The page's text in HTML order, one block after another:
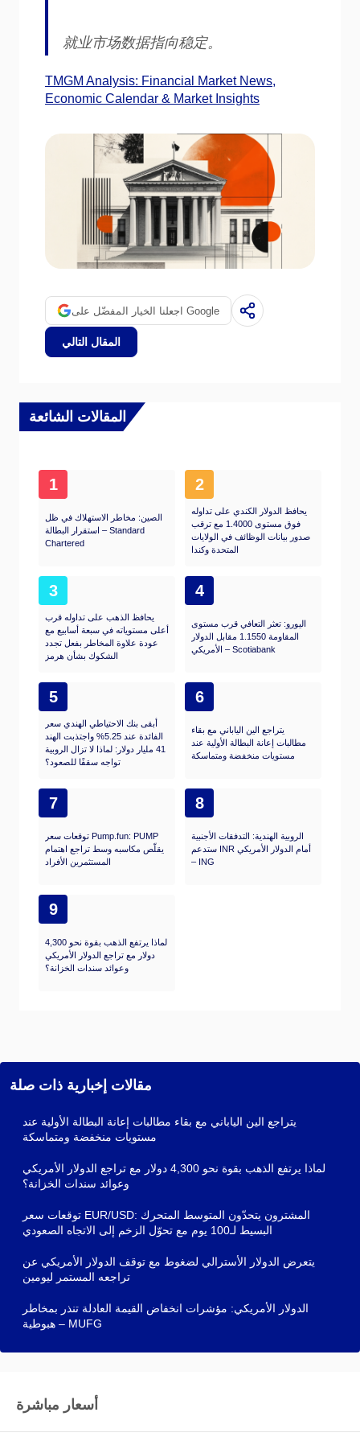
就业市场数据指向稳定。
TMGM Analysis: Financial Market News,
Economic Calendar & Market Insights
اجعلنا الخيار المفضّل على Google
المقال التالي
المقالات الشائعة
1
الصين: مخاطر الاستهلاك في ظل
استقرار البطالة – Standard
Chartered
2
يحافظ الدولار الكندي على تداوله
فوق مستوى 1.4000 مع ترقب
صدور بيانات الوظائف في الولايات
المتحدة وكندا
3
يحافظ الذهب على تداوله قرب
أعلى مستوياته في سبعة أسابيع مع
عودة علاوة المخاطر بفعل تجدد
الشكوك بشأن هرمز
4
اليورو: تعثر التعافي قرب مستوى
المقاومة 1.1550 مقابل الدولار
الأمريكي – Scotiabank
5
أبقى بنك الاحتياطي الهندي سعر
الفائدة عند 5.25% واجتذبت الهند
41 مليار دولار: لماذا لا تزال الروبية
تواجه سقفًا للصعود؟
6
يتراجع الين الياباني مع بقاء
مطالبات إعانة البطالة الأولية عند
مستويات منخفضة ومتماسكة
7
توقعات سعر Pump.fun: ‏PUMP
يقلّص مكاسبه وسط تراجع اهتمام
المستثمرين الأفراد
8
الروبية الهندية: التدفقات الأجنبية
ستدعم INR أمام الدولار الأمريكي
– ING
9
لماذا يرتفع الذهب بقوة نحو 4,300
دولار مع تراجع الدولار الأمريكي
وعوائد سندات الخزانة؟
مقالات إخبارية ذات صلة
يتراجع الين الياباني مع بقاء مطالبات إعانة البطالة الأولية عند
مستويات منخفضة ومتماسكة
لماذا يرتفع الذهب بقوة نحو 4,300 دولار مع تراجع الدولار الأمريكي
وعوائد سندات الخزانة؟
توقعات سعر EUR/USD: المشترون يتحدّون المتوسط المتحرك
البسيط لـ100 يوم مع تحوّل الزخم إلى الاتجاه الصعودي
يتعرض الدولار الأسترالي لضغوط مع توقف الدولار الأمريكي عن
تراجعه المستمر ليومين
الدولار الأمريكي: مؤشرات انخفاض القيمة العادلة تنذر بمخاطر
هبوطية – MUFG
أسعار مباشرة